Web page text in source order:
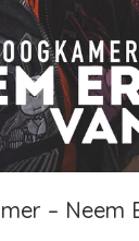
– Neem